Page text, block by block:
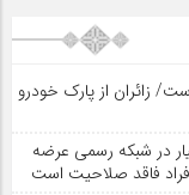
زائران از پارک خودرو
در شبکه رسمی عرضه
فاقد صلاحیت است